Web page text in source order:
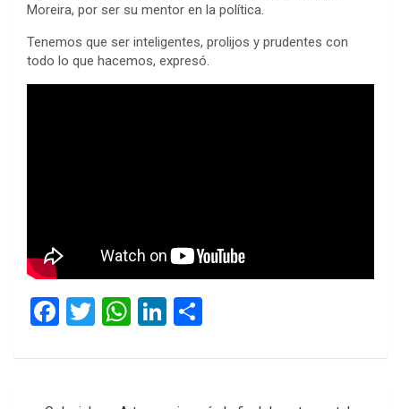
Moreira, por ser su mentor en la política.
Tenemos que ser inteligentes, prolijos y prudentes con
todo lo que hacemos, expresó.
F
ce
b
T
tt
W
at
Li
ke
dI
m
p